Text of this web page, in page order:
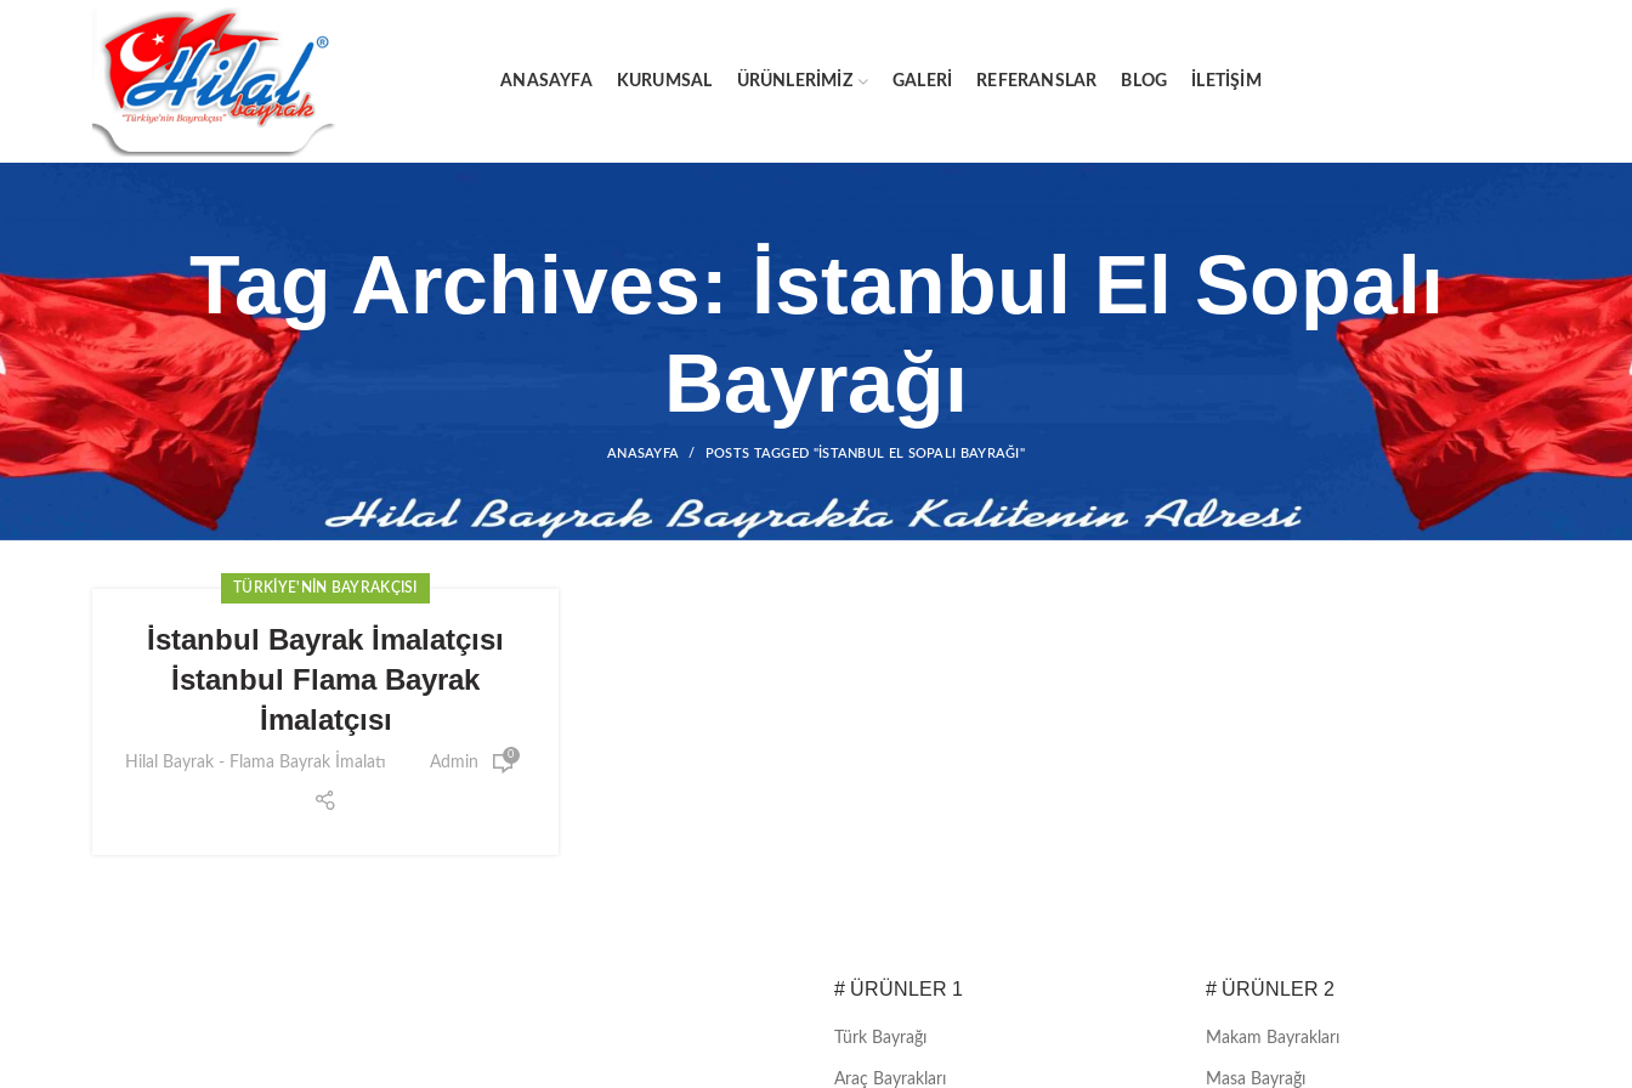
ANASAYFA KURUMSAL ÜRÜNLERIMIZ GALERI REFERANSLAR BLOG İLETIŞIM
Tag Archives: İstanbul El Sopalı
Bayrağı
ANASAYFA POSTS TAGGED "İSTANBUL EL SOPALI BAYRAĞI"
TÜRKIYE'NIN BAYRAKÇISI
İstanbul Bayrak İmalatçısı
İstanbul Flama Bayrak
İmalatçısı
Hilal Bayrak - Flama Bayrak İmalatı Admin 0
# ÜRÜNLER 1
Türk Bayrağı
Araç Bayrakları
# ÜRÜNLER 2
Makam Bayrakları
Masa Bayrağı